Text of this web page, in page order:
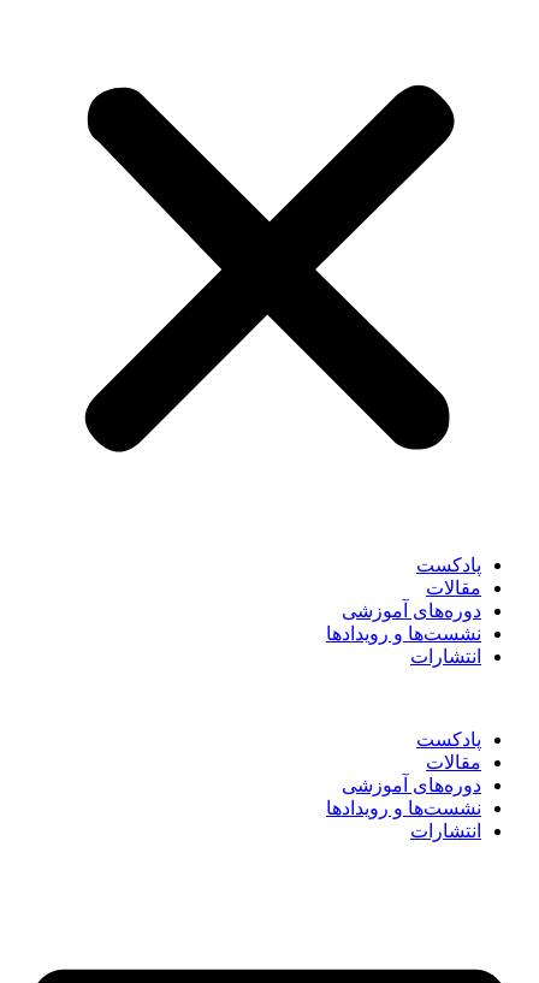
پادکست
مقالات
دوره‌های آموزشی
نشست‌ها و رویدادها
انتشارات
پادکست
مقالات
دوره‌های آموزشی
نشست‌ها و رویدادها
انتشارات